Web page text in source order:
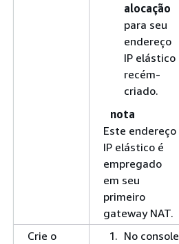
alocação
para seu
endereço
IP elástico
recém-
criado.
nota
Este endereço
IP elástico é
empregado
em seu
primeiro
gateway NAT.
Crie o
No console